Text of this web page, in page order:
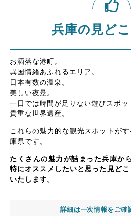
兵庫の見ど
お洒落な港町。
異国情緒あふれるエリア。
日本有数の温泉。
美しい夜景。
一日では時間が足りない遊びスポッ
貴重な世界遺産。
これらの魅力的な観光スポットが
庫県です。
たくさんの魅力が詰まった兵庫か
特にオススメしたいと思った見ど
いたします。
詳細は一次情報をご確